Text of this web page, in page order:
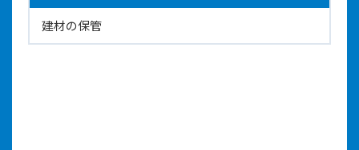
建材の保管